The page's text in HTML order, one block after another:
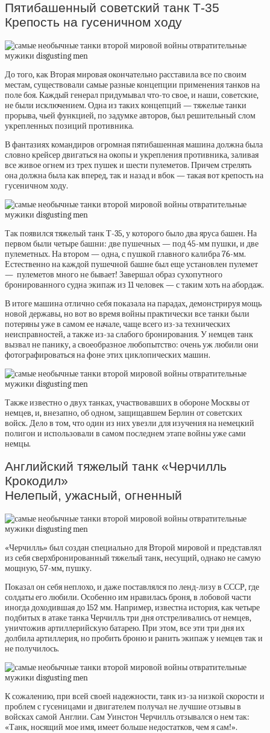
Пятибашенный советский танк Т-35
Крепость на гусеничном ходу
До того, как Вторая мировая окончательно расставила все по своим
местам, существовали самые разные концепции применения танков на
поле боя. Каждый генерал придумывал что-то свое, и наши, советские,
не были исключением. Одна из таких концепций — тяжелые танки
прорыва, чьей функцией, по задумке авторов, был решительный слом
укрепленных позиций противника.
В фантазиях командиров огромная пятибашенная машина должна была
словно крейсер двигаться на окопы и укрепления противника, заливая
все живое огнем из трех пушек и шести пулеметов. Причем стрелять
она должна была как вперед, так и назад и вбок — такая вот крепость на
гусеничном ходу.
Так появился тяжелый танкТ-35, у которого было два яруса башен. На
первом были четыре башни: две пушечных — под 45-мм пушки, и две
пулеметных. На втором — одна, с пушкой главного калибра 76-мм.
Естественно на каждой пушечной башне был еще установлен пулемет
— пулеметов много не бывает! Завершал образ сухопутного
бронированного судна экипаж из 11 человек — с таким хоть на абордаж.
В итоге машина отлично себя показала на парадах, демонстрируя мощь
новой державы, но вот во время войны практически все танки были
потеряны уже в самом ее начале, чаще всего из-за технических
неисправностей, а также из-за слабого бронирования. У немцев танк
вызвал не панику, а своеобразное любопытство: очень уж любили они
фотографироваться на фоне этих циклопических машин.
Также известно о двух танках, участвовавших в обороне Москвы от
немцев, и, внезапно, об одном,защищавшем Берлин от советских
войск. Дело в том, что один из них увезли для изучения на немецкий
полигон и использовали в самом последнем этапе войны уже сами
немцы.
Английский тяжелый танк «Черчилль
Крокодил»
Нелепый, ужасный, огненный
«Черчилль» был создан специально для Второй мировой и представлял
из себя сверхбронированный тяжелый танк, несущий, однако не самую
мощную, 57-мм, пушку.
Показал он себя неплохо, и даже поставлялся по ленд-лизу в СССР, где
солдаты его любили. Особенно им нравилась броня, в лобовой части
иногда доходившая до 152 мм. Например, известна история, как четыре
подбитых в атаке танка Черчилль три дня отстреливались от немцев,
уничтожив артиллерийскую батарею. При этом, все эти три дня их
долбила артиллерия, но пробить броню и ранить экипаж у немцев так и
не получилось.
К сожалению, при всей своей надежности, танк из-за низкой скорости и
проблем с гусеницами и двигателем получал не лучшие отзывы в
войсках самой Англии. Сам Уинстон Черчилльотзывалсяо нем так:
«Танк, носящий мое имя, имеет больше недостатков, чем я сам!».